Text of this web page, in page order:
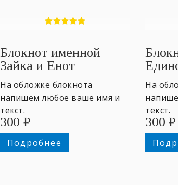
Блокнот именной
Зайка и Енот
На обложке блокнота
напишем любое ваше имя и
текст.
300 ₽
Подробнее
На
текст.
300 ₽